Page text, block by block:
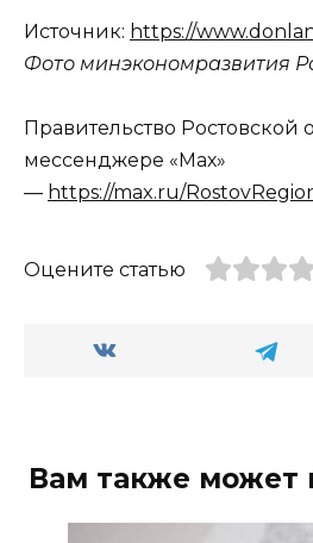
Источник: https://
Фото минэкономразвития
Правительство Ростовской
мессенджере «Мах»
— https://max.ru/
Оцените статью
Вам также может